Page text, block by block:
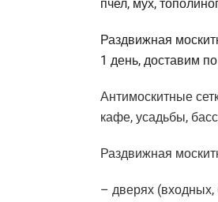
пчел, мух,
Раздвижная
1 день, доставим
Антимоскитные
кафе, усадьбы,
Раздвижная
– дверях (входных,